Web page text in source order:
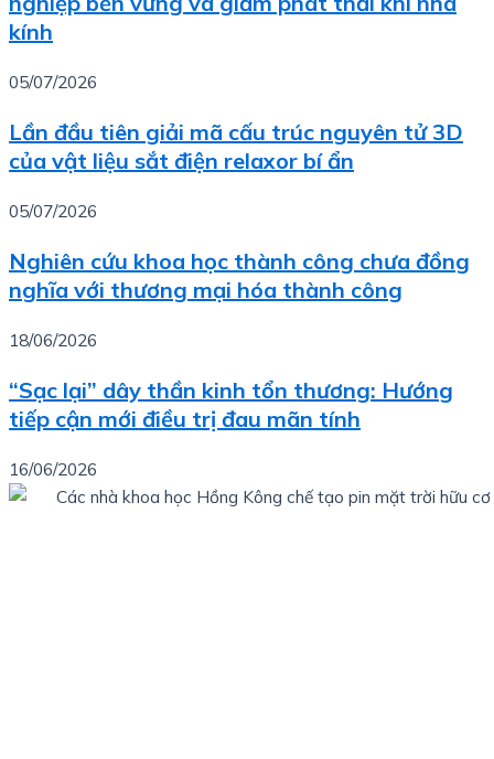
kính
05/07/2026
Lần đầu tiên giải mã cấu trúc nguyên tử 3D
của vật liệu sắt điện relaxor bí ẩn
05/07/2026
Nghiên cứu khoa học thành công chưa đồng
nghĩa với thương mại hóa thành công
18/06/2026
“Sạc lại” dây thần kinh tổn thương: Hướng
tiếp cận mới điều trị đau mãn tính
16/06/2026